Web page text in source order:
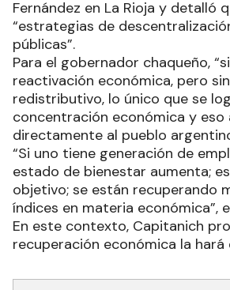
Fernández en La Rioja y detalló
“estrategias de
públicas”.
Para el gobernador chaqueño,
reactivación económica, pero
redistributivo, lo único que se
concentración económica y eso
directamente al pueblo
“Si uno tiene generación de
estado de bienestar aumenta;
objetivo; se están recuperando
índices en materia económica”,
En este contexto, Capitanich
recuperación económica la hará